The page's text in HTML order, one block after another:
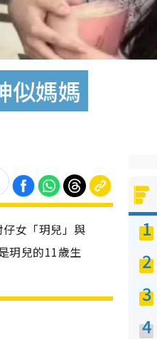
似媽媽
女「玥兒」與
玥兒的11歲生
1
2
3
4